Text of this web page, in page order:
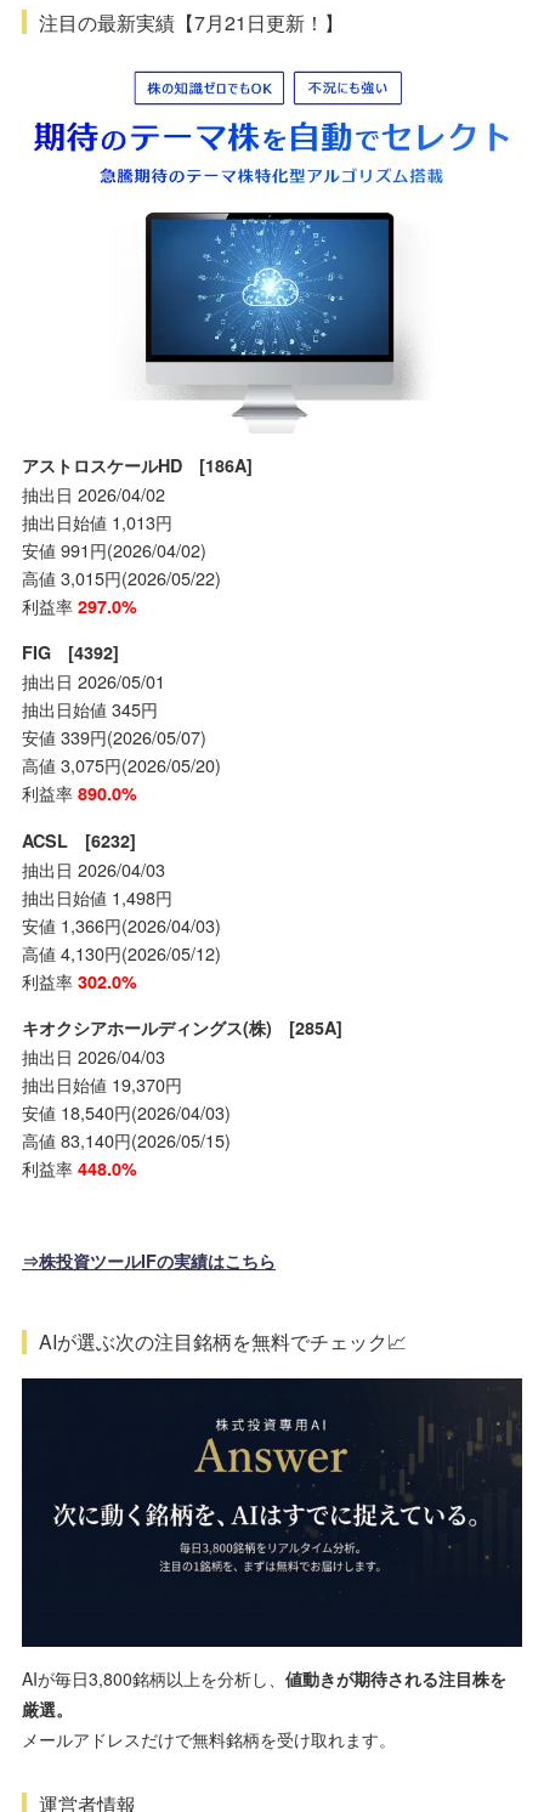
注目の最新実績【7月21日更新！】
アストロスケールHD [186A]
抽出日 2026/04/02
抽出日始値 1,013円
安値 991円(2026/04/02)
高値 3,015円(2026/05/22)
利益率 297.0%
FIG [4392]
抽出日 2026/05/01
抽出日始値 345円
安値 339円(2026/05/07)
高値 3,075円(2026/05/20)
利益率 890.0%
ACSL [6232]
抽出日 2026/04/03
抽出日始値 1,498円
安値 1,366円(2026/04/03)
高値 4,130円(2026/05/12)
利益率 302.0%
キオクシアホールディングス(株) [285A]
抽出日 2026/04/03
抽出日始値 19,370円
安値 18,540円(2026/04/03)
高値 83,140円(2026/05/15)
利益率 448.0%
⇒株投資ツールIFの実績はこちら
AIが選ぶ次の注目銘柄を無料でチェック📈
AIが毎日3,800銘柄以上を分析し、 値動きが期待される注目株を
厳選。
メールアドレスだけで無料銘柄を受け取れます。
運営者情報